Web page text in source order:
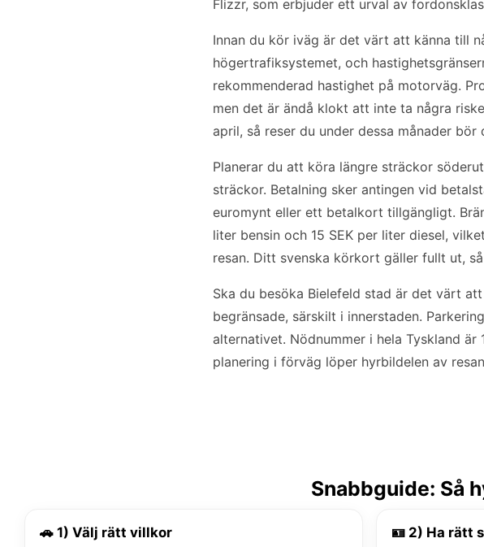
Flizzr, som erbjuder ett urval av
Innan du kör iväg är det värt att känna till
högertrafiksystemet, och
rekommenderad hastighet på motorväg.
men det är ändå klokt att inte ta några
april, så reser du under dessa månader
Planerar du att köra längre sträckor
sträckor. Betalning sker antingen vid
euromynt eller ett betalkort tillgängligt.
liter bensin och 15 SEK per liter diesel,
resan. Ditt svenska körkort gäller fullt ut,
Ska du besöka Bielefeld stad är det värt
begränsade, särskilt i innerstaden.
alternativet. Nödnummer i hela Tyskland är
planering i förväg löper hyrbildelen av
Snabbguide: Så
🚗 1) Välj rätt villkor 🪪 2) Ha rätt